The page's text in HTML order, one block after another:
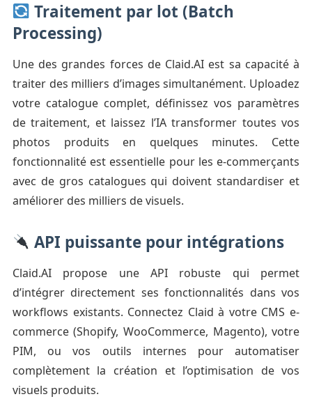
Traitement par lot (Batch
Processing)
Une des grandes forces de Claid.AI est sa capacité à
traiter des milliers d’images simultanément. Uploadez
votre catalogue complet, définissez vos paramètres
de traitement, et laissez l’IA transformer toutes vos
photos produits en quelques minutes. Cette
fonctionnalité est essentielle pour les e-commerçants
avec de gros catalogues qui doivent standardiser et
améliorer des milliers de visuels.
API puissante pour intégrations
Claid.AI propose une API robuste qui permet
d’intégrer directement ses fonctionnalités dans vos
workflows existants. Connectez Claid à votre CMS e-
commerce (Shopify, WooCommerce, Magento), votre
PIM, ou vos outils internes pour automatiser
complètement la création et l’optimisation de vos
visuels produits.